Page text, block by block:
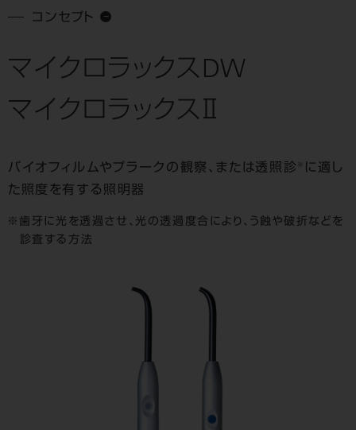
コンセプト
マイクロラックスDW
マイクロラックスⅡ
バイオフィルムやプラークの観察、または透照診
に適し
た照度を有する照明器
歯牙に光を透過させ、光の透過度合により、う蝕や破折などを
診査する方法